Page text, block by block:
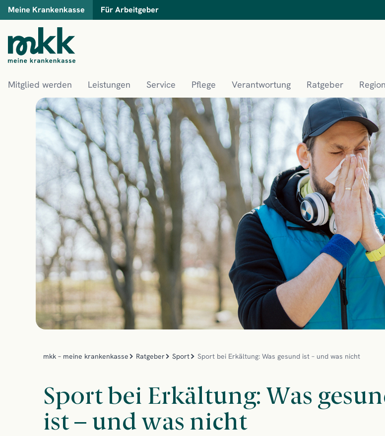
Meine Krankenkasse Für Arbeitgeber
Mitglied werden Leistungen Service Pflege Verantwortung Ratgeber
mkk – meine krankenkasse Ratgeber Sport Sport bei Erkältung: Was gesund ist – und was nicht
Sport bei Erkältung: Was
ist – und was nicht